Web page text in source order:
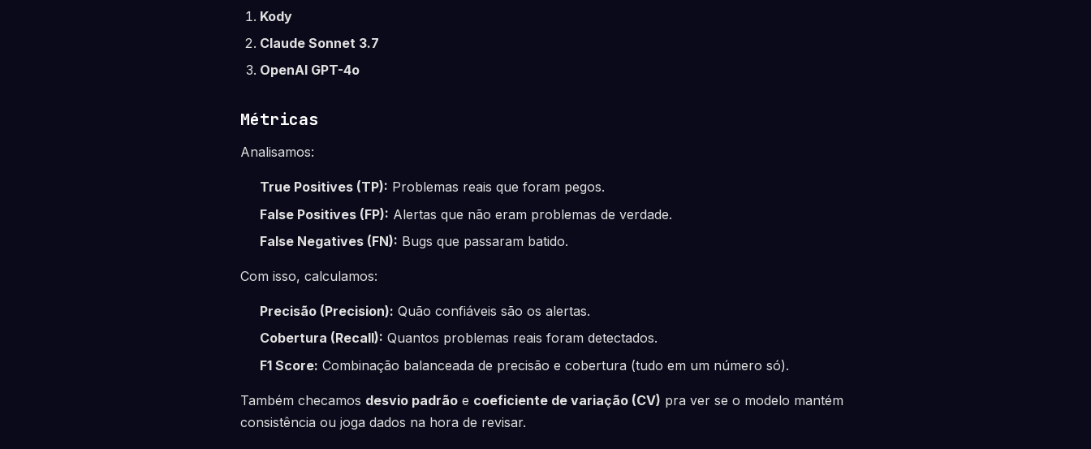
Kody
Claude Sonnet 3.7
OpenAI GPT-4o
Métricas
Analisamos:
True Positives (TP): Problemas reais que foram pegos.
False Positives (FP): Alertas que não eram problemas de verdade.
False Negatives (FN): Bugs que passaram batido.
Com isso, calculamos:
Precisão (Precision): Quão confiáveis são os alertas.
Cobertura (Recall): Quantos problemas reais foram detectados.
F1 Score: Combinação balanceada de precisão e cobertura (tudo em um número só).
Também checamos desvio padrão e coeficiente de variação (CV) pra ver se o modelo mantém
consistência ou joga dados na hora de revisar.